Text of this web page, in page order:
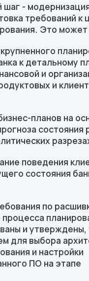
шаг -
требований к
Это
к детальному
и
и
планов на
состояния
поведения
состояния
по
и утверждены,
для выбора
и настройки
ПО на этапе